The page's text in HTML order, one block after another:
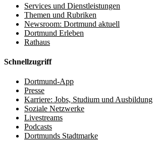
Services und Dienstleistungen
Themen und Rubriken
Newsroom: Dortmund aktuell
Dortmund Erleben
Rathaus
Schnellzugriff
Dortmund-App
Presse
Karriere: Jobs, Studium und Ausbildung
Soziale Netzwerke
Livestreams
Podcasts
Dortmunds Stadtmarke